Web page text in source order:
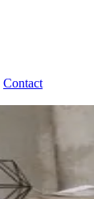
Contact